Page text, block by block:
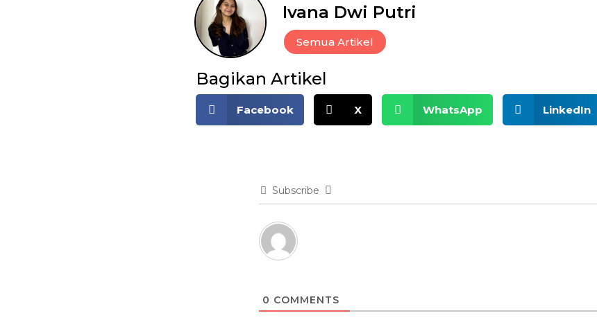
Ivana Dwi Putri
Semua Artikel
Bagikan Artikel
Facebook X WhatsApp LinkedIn
Subscribe
0 COMMENTS